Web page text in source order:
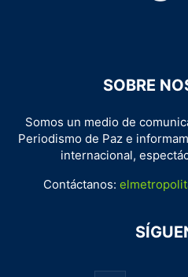
SOBRE
Somos un medio de
Periodismo de Paz e
internacional,
Contáctanos: